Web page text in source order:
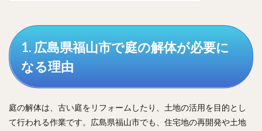
1. 広島県福山市で庭の解体が必要に
なる理由
庭の解体は、古い庭をリフォームしたり、土地の活用を目的とし
て行われる作業です。広島県福山市でも、住宅地の再開発や土地